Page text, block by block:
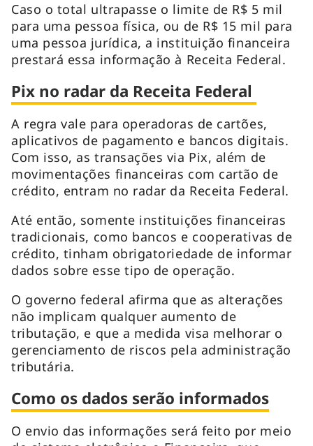
Caso o total ultrapasse o limite de R$ 5 mil
para uma pessoa física, ou de R$ 15 mil para
uma pessoa jurídica, a instituição financeira
prestará essa informação à Receita Federal.
Pix no radar da Receita Federal
A regra vale para operadoras de cartões,
aplicativos de pagamento e bancos digitais.
Com isso, as transações via Pix, além de
movimentações financeiras com cartão de
crédito, entram no radar da Receita Federal.
Até então, somente instituições financeiras
tradicionais, como bancos e cooperativas de
crédito, tinham obrigatoriedade de informar
dados sobre esse tipo de operação.
O governo federal afirma que as alterações
não implicam qualquer aumento de
tributação, e que a medida visa melhorar o
gerenciamento de riscos pela administração
tributária.
Como os dados serão informados
O envio das informações será feito por meio